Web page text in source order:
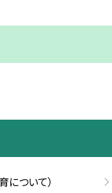
ついて）